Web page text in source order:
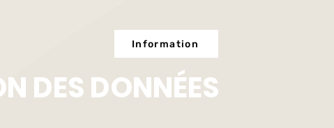
Information
DES DONNÉES